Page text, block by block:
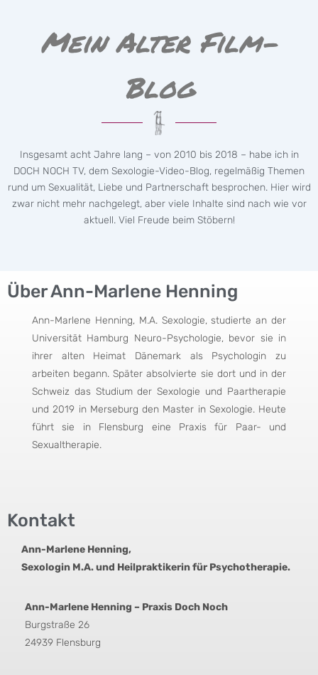
Mein Alter Film-
Blog
Insgesamt acht Jahre lang – von 2010 bis 2018 – habe ich in
DOCH NOCH TV, dem Sexologie-Video-Blog, regelmäßig Themen
rund um Sexualität, Liebe und Partnerschaft besprochen. Hier wird
zwar nicht mehr nachgelegt, aber viele Inhalte sind nach wie vor
aktuell. Viel Freude beim Stöbern!
Über Ann-Marlene Henning
Ann-Marlene Henning, M.A. Sexologie, studierte an der
Universität Hamburg Neuro-Psychologie, bevor sie in
ihrer alten Heimat Dänemark als Psychologin zu
arbeiten begann. Später absolvierte sie dort und in der
Schweiz das Studium der Sexologie und Paartherapie
und 2019 in Merseburg den Master in Sexologie. Heute
führt sie in Flensburg eine Praxis für Paar- und
Sexualtherapie.
Kontakt
Ann-Marlene Henning,
Sexologin M.A. und Heilpraktikerin für Psychotherapie.
Ann-Marlene Henning – Praxis Doch Noch
Burgstraße 26
24939 Flensburg